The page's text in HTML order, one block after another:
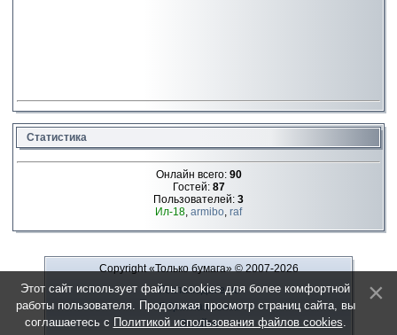
Статистика
Онлайн всего: 90
Гостей: 87
Пользователей: 3
Ил-18, armibo, raf
Copyright «Только бумага»© 2007-2026
Рекламодателю
Обратная связь
О сайте
Этот сайт использует файлы cookies для более комфортной
работы пользователя. Продолжая просмотр страниц сайта, вы
соглашаетесь с Политикой использования файлов cookies.